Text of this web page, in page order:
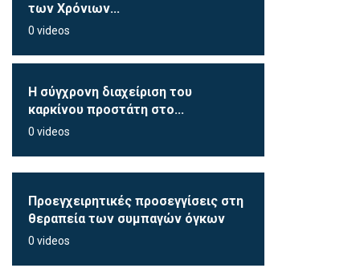
των Χρόνιων...
0 videos
Η σύγχρονη διαχείριση του
καρκίνου προστάτη στο...
0 videos
Προεγχειρητικές προσεγγίσεις στη
θεραπεία των συμπαγών όγκων
0 videos